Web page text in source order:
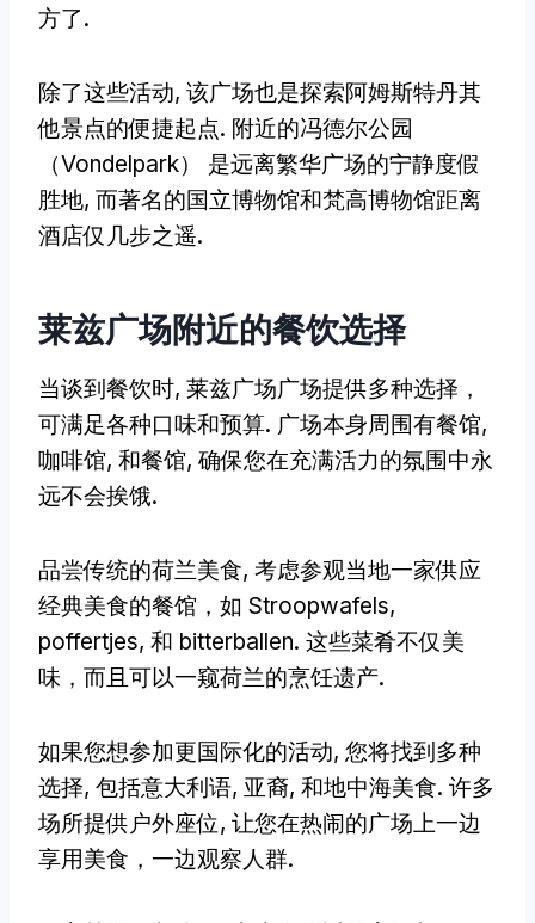
方了.
除了这些活动, 该广场也是探索阿姆斯特丹其
他景点的便捷起点. 附近的冯德尔公园
（Vondelpark） 是远离繁华广场的宁静度假
胜地, 而著名的国立博物馆和梵高博物馆距离
酒店仅几步之遥.
莱兹广场附近的餐饮选择
当谈到餐饮时, 莱兹广场广场提供多种选择，
可满足各种口味和预算. 广场本身周围有餐馆,
咖啡馆, 和餐馆, 确保您在充满活力的氛围中永
远不会挨饿.
品尝传统的荷兰美食, 考虑参观当地一家供应
经典美食的餐馆，如 Stroopwafels,
poffertjes, 和 bitterballen. 这些菜肴不仅美
味，而且可以一窥荷兰的烹饪遗产.
如果您想参加更国际化的活动, 您将找到多种
选择, 包括意大利语, 亚裔, 和地中海美食. 许多
场所提供户外座位, 让您在热闹的广场上一边
享用美食，一边观察人群.